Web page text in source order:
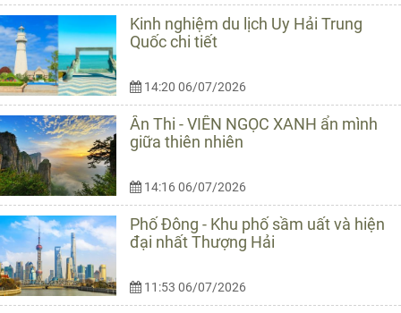
Kinh nghiệm du lịch Uy Hải Trung
Quốc chi tiết
14:20 06/07/2026
Ân Thi - VIÊN NGỌC XANH ẩn mình
giữa thiên nhiên
14:16 06/07/2026
Phố Đông - Khu phố sầm uất và hiện
đại nhất Thượng Hải
11:53 06/07/2026